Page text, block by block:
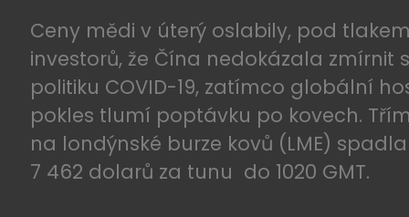
Ceny mědi v úterý oslabily, pod
investorů, že Čína nedokázala zmírnit
politiku COVID-19, zatímco globální
pokles tlumí poptávku po kovech.
na londýnské burze kovů (LME) spadla
7 462 dolarů za tunu do 1020 GMT.